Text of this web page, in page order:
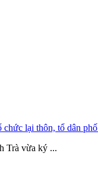
chức lại thôn, tổ dân
Trà vừa ký ...